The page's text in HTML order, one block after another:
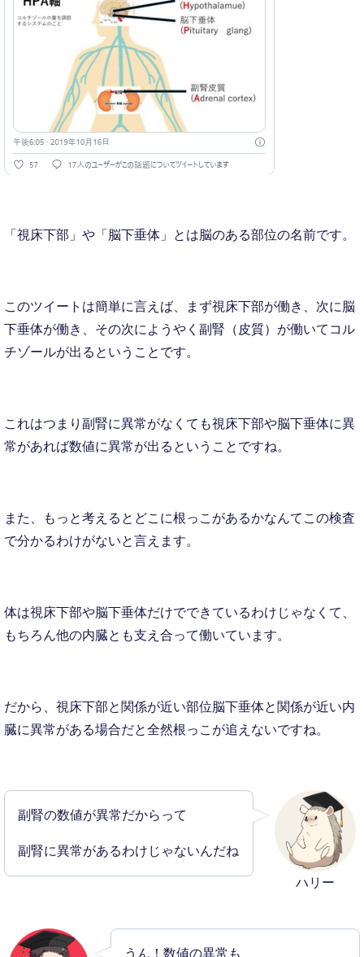
「視床下部」や「脳下垂体」とは脳のある部位の名前です。
このツイートは簡単に言えば、まず視床下部が働き、次に脳
下垂体が働き、その次にようやく副腎（皮質）が働いてコル
チゾールが出るということです。
これはつまり副腎に異常がなくても視床下部や脳下垂体に異
常があれば数値に異常が出るということですね。
また、もっと考えるとどこに根っこがあるかなんてこの検査
で分かるわけがないと言えます。
体は視床下部や脳下垂体だけでできているわけじゃなくて、
もちろん他の内臓とも支え合って働いています。
だから、視床下部と関係が近い部位脳下垂体と関係が近い内
臓に異常がある場合だと全然根っこが追えないですね。
ハリー
副腎の数値が異常だからって
副腎に異常があるわけじゃないんだね
うん！数値の異常も